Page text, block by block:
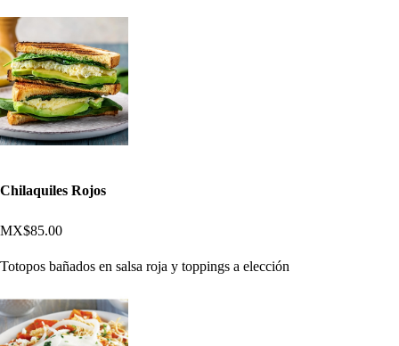
Chilaquiles Rojos
MX$85.00
Totopos bañados en salsa roja y toppings a elección